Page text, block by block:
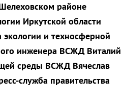
районе
Иркутской области
и техносферной
инженера ВСЖД Виталий
среды ВСЖД Вячеслав
служба правительства